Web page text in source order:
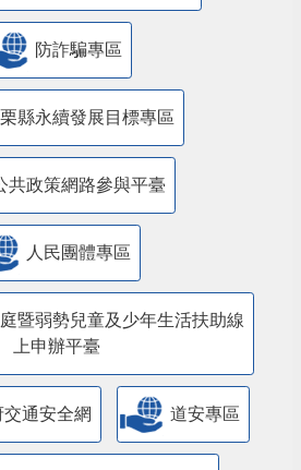
防詐騙專區
縣永續發展目標專區
共政策網路參與平臺
人民團體專區
暨弱勢兒童及少年生活扶助線
上申辦平臺
通安全網 道安專區